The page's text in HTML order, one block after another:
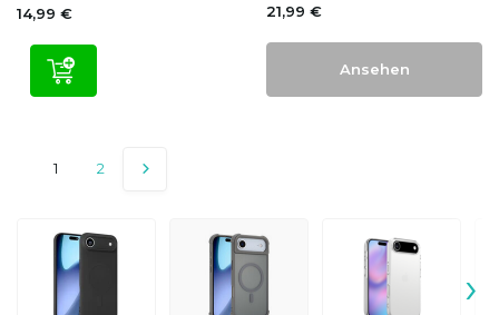
14,99 € 21,99 €
Ansehen
1 2
›